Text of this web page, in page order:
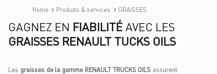
Home Produits & services GRAISSES
GAGNEZ EN FIABILITÉ AVEC LES
GRAISSES RENAULT TUCKS OILS
Les graisses de la gamme RENAULT TRUCKS OILS assurent